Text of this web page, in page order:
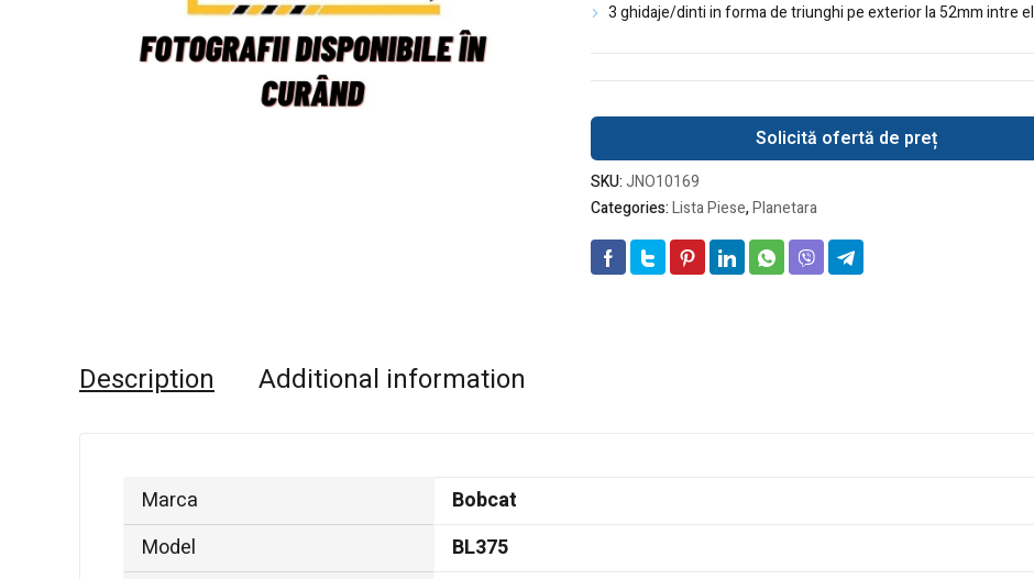
3 ghidaje/dinti in forma de triunghi pe exterior la 52mm intre
Solicită ofertă de preț
SKU:JNO10169
Categories:Lista Piese,Planetara
Description Additional information
Marca
Bobcat
Model
BL375